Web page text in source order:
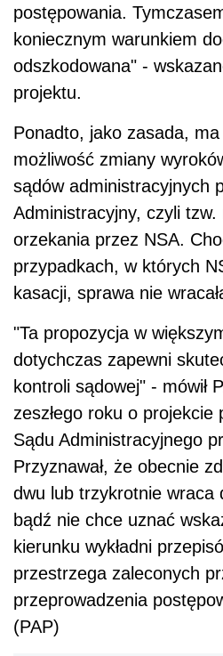
postępowania.
koniecznym warunkiem
odszkodowana" -
projektu.
Ponadto, jako zasada,
możliwość zmiany
sądów administracyjnych
Administracyjny, czyli
orzekania przez NSA.
przypadkach, w których
kasacji, sprawa nie
"Ta propozycja w
dotychczas zapewni
kontroli sądowej" - mówił
zeszłego roku o projekcie
Sądu Administracyjnego
Przyznawał, że obecnie
dwu lub trzykrotnie wraca
bądź nie chce uznać
kierunku wykładni
przestrzega zaleconych
przeprowadzenia
(PAP)